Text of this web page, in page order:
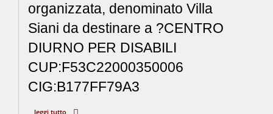
organizzata, denominato Villa
Siani da destinare a ?CENTRO
DIURNO PER DISABILI
CUP:F53C22000350006
CIG:B177FF79A3
leggi tutto